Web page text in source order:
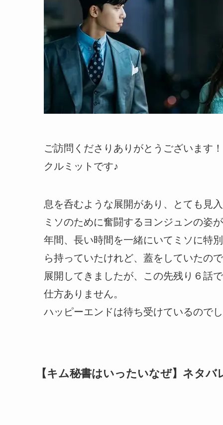
ご訪問くださりありがとうございます！
クルミットです♪
息を呑むような展開があり、とても見
ミソのために奮闘するヨンジュンの姿
年間、長い時間を一緒にいてミソに特
ら持っていたけれど、蓋をしていたの
展開してきましたが、この先残り６話
仕方ありません。
ハッピーエンドは待ち受けているので
【キム秘書はいったいなぜ】ネタバ